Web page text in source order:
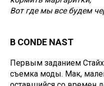
Вот где мы все будем
В CONDE NAST
Первым заданием
съемка моды. Мак,